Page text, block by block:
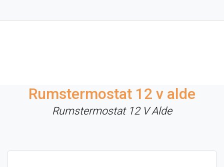
Rumstermostat 12 v alde
Rumstermostat 12 V Alde